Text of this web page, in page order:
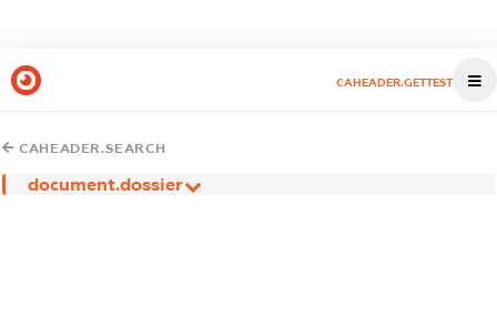
CAHEADER.GETTEST
CAHEADER.SEARCH
document.dossier